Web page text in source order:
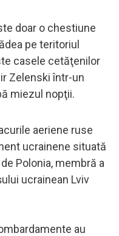
doar o chestiune
pe teritoriul
casele cetăţenilor
Zelenski într-un
miezul nopţii.
aeriene ruse
ucrainene situată
Polonia, membră a
ucrainean Lviv
au